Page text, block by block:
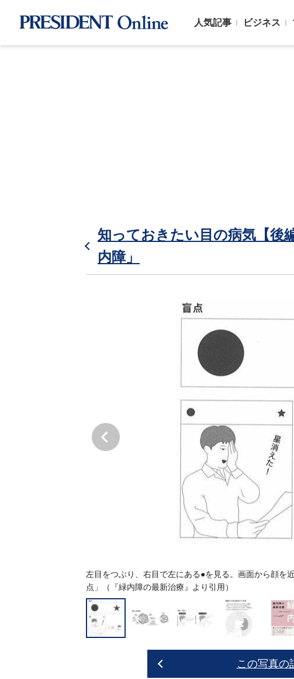
人気記事 ビジネス
知っておきたい目の病気【後
内障」
左目をつぶり、右目で左にある●を見る。画面から顔を
点」（『緑内障の最新治療』より引用）
この写真の